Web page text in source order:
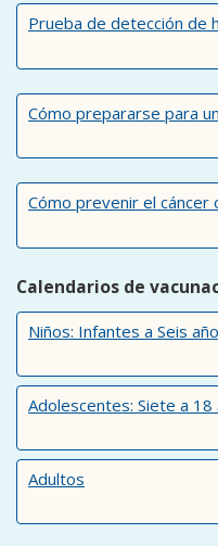
Prueba de detección de
Cómo prepararse para
Cómo prevenir el
Calendarios de
Niños: Infantes a Seis
Adolescentes: Siete a 18
Adultos